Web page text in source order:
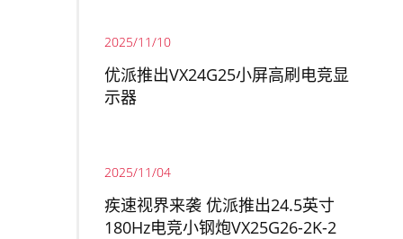
2025/11/10
优派推出VX24G25小屏高刷电竞显
示器
2025/11/04
疾速视界来袭 优派推出24.5英寸
180Hz电竞小钢炮VX25G26-2K-2